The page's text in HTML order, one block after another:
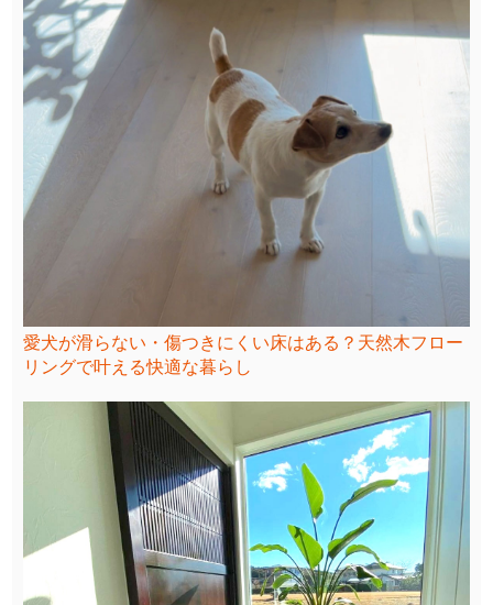
愛犬が滑らない・傷つきにくい床はある？天然木フロー
リングで叶える快適な暮らし